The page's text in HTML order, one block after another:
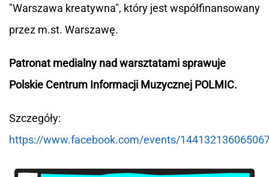
"Warszawa kreatywna", który jest współfinansowany
przez m.st. Warszawę.
Patronat medialny nad warsztatami sprawuje
Polskie Centrum Informacji Muzycznej POLMIC.
Szczegóły:
https://www.facebook.com/events/